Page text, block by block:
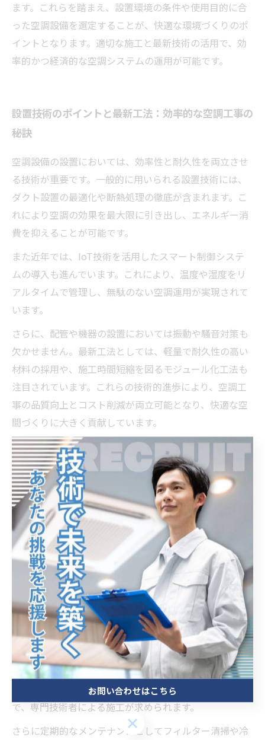
ます。これらを踏まえ、設置環境の条件や使用目的に合
った空調設備を選定することが、快適な環境づくりのポ
イントとなります。適切な施工と最新技術の活用で、効
率的かつ経済的な空調システムの運用が可能です。
設置技術のポイントと最新工法：効率的な空調工事の
秘訣
空調設備の設置においては、効率性と耐久性を両立させ
る技術が重要です。一般的に用いられる設置技術には、
ダクト設置の最適化や断熱処理の徹底が含まれます。こ
れにより空調の効果を最大限に引き出し、エネルギー消
費を抑えることが可能です。
また近年では、IoT技術を活用したスマート制御システ
ムの導入も進んでいます。これにより、温度や湿度をリ
アルタイムで管理し、無駄のない空調運用が実現されて
います。
さらに、配管や機器の設置においては振動や騒音対策も
欠かせません。最新工法としては、軽量で耐久性の高い
材料の採用や、施工時間短縮を図るモジュール化工法も
注目されています。これらの技術的進歩により、空調工
事の品質向上とコスト削減が両立可能となり、快適な空
間づくりに大きく貢献しています。
導入からメンテナンスまで：空調設備を長持ちさせる
実践テクニック
空調設備には主に「パッケージエアコン」「VRFシステ
ム」「全熱交換器」などの種類があります。パッケージ
エアコンは単一のユニットで冷暖房を行い、設置が比較
的簡単です。一方、VRFシステムは複数の室内機を一台
の室外機で制御し、省エネルギー性と快適性に優れてい
ます。
また、全熱交換器は換気と熱交換を同時に行い、室内の
空気質を向上させる役割を担います。設置時には建物構
造や使用目的に応じた適切な選択が必要です。技術面で
は、配管の気密性確保や電気配線の正確な接続が重要
で、専門技術者による施工が求められます。
さらに定期的なメンテナンスとしてフィルター清掃や冷
お問い合わせはこちら
お問い合わせはこちら